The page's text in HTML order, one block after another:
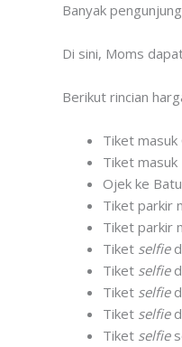
Banyak
Di sini, Moms
Berikut rincian
Tiket masuk
Tiket
Ojek ke
Tiket parkir
Tiket parkir
Tiket selfie
Tiket selfie
Tiket selfie
Tiket selfie
Tiket selfie